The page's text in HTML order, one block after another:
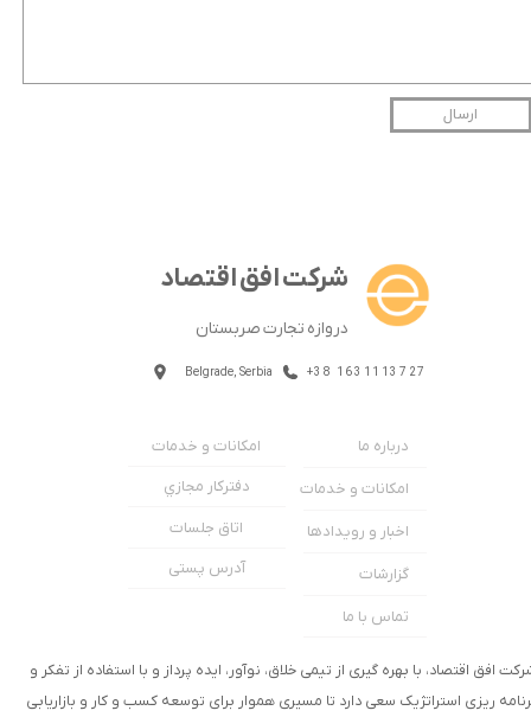
ارسال
شرکت افق اقتصاد
دروازه تجارت صربستان
Belgrade, Serbia +38 1631113727
درباره ما
امکانات و خدمات
اخبار و رویدادها
گزارشات
تماس با ما
امکانات و خدمات
دفترکار مجازي
اتاق جلسات
آدرس پستی
افق اقتصاد، با بهره گیری از تیمی خلاق، نوآور، ایده پرداز و با استفاده از تفکر و
ریزی استراتژیک سعی دارد تا مسیری هموار برای توسعه کسب و کار و بازاریابی